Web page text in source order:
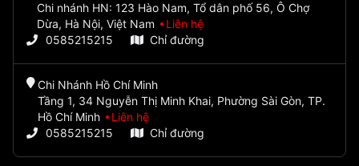
Chi nhánh HN: 123 Hào Nam, Tổ dân phố 56, Ô Chợ
Dừa, Hà Nội, Việt Nam
Liên hệ
0585215215
Chỉ đường
Chi Nhánh Hồ Chí Minh
Tầng 1, 34 Nguyễn Thị Minh Khai, Phường Sài Gòn, TP.
Hồ Chí Minh
Liên hệ
0585215215
Chỉ đường